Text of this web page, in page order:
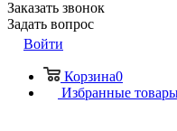
Заказать звонок
Задать вопрос
Войти
Корзина0
Избранные